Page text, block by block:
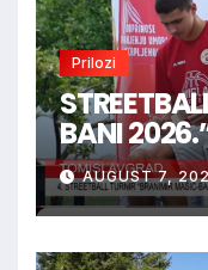
Prilozi
BANI
AUGUST 7,